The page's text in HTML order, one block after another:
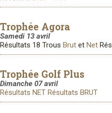
Trophée Agora
Samedi 13 avril
Résultats 18 Trous Brut et Net
Trophée Golf Plus
Dimanche 07 avril
Résultats NET Résultats BRUT